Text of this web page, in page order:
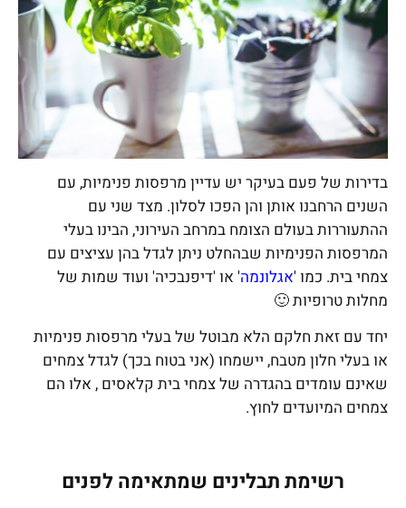
בדירות של פעם בעיקר יש עדיין מרפסות פנימיות, עם
השנים הרחבנו אותן והן הפכו לסלון. מצד שני עם
ההתעוררות בעולם הצומח במרחב העירוני, הבינו בעלי
המרפסות הפנימיות שבהחלט ניתן לגדל בהן עציצים עם
צמחי בית.כמו 'אגלונמה' או 'דיפנבכיה' ועוד שמות של
מחלות טרופיות 🙂
יחד עם זאת חלקם הלא מבוטל של בעלי מרפסות פנימיות
או בעלי חלון מטבח, יישמחו (אני בטוח בכך) לגדל צמחים
שאינם עומדים בהגדרה של צמחי בית קלאסים , אלו הם
צמחים המיועדים לחוץ.
רשימת תבלינים שמתאימה לפנים